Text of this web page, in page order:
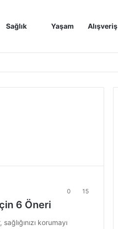
Sağlık Yaşam Alışveriş
0 15
6 Öneri
korumayı